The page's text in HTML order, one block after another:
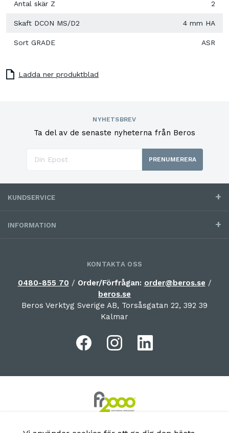
Antal skär Z 2
Skaft DCON MS/D2 4 mm HA
Sort GRADE ASR
Ladda ner produktblad
NYHETSBREV
Ta del av de senaste nyheterna från Beros
PRENUMERERA
KUNDSERVICE
INFORMATION
KONTAKTA OSS
0480-855 70 / Order/Förfrågan: order@beros.se /
beros.se
Beros Verktyg Sverige AB, Torsåsgatan 22, 392 39
Kalmar